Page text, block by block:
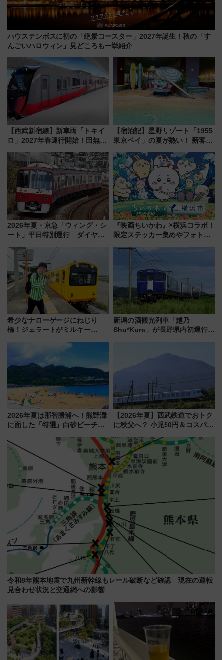
ハウステンボスに初の「絶景コースター」2027年誕生！秋の「す
んごいハロウィン」見どころも一挙紹介
【西武新宿線】新車両「トキイ
ロ」2027年春運行開始！田無・
「第2弾」も
【宿泊記】星野リゾート「1955
東京ベイ」の夏が熱い！ 新客室
メリカングルメ＆絶品スイーツ
を満喫（千葉県浦安市）
2026年夏・京急「ウィング・シ
ート」平日特別運行 ダイヤ・
三浦海岸を堪能できるお出かけ
プランもご紹介
『映画ちいかわ』×横浜コラボ！
限定ステッカー集めやフォトス
いを満喫しよう（花火鑑賞会応
募は7/12まで！）
希少なナローゲージにねじり
橋！ジェラートがミルキー
278回目の舞台は「三岐鉄道北
勢線」
新潟の酒観光列車「越乃
Shu*Kura」が長野県内初運行！
2026年夏は那智勝浦へ！熊野灘
に面した「特選」白砂ビーチは
会」は8月11日開催！
【2026年夏】西武鉄道でおトク
に秩父へ？ 小児50円＆コスパ最
族旅行！ 深夜の正丸トンネル探
検や特急ラビューも
令和8年熊本地震で九州新幹線もレール破断など確認 現在の運転
見合わせ状況と交通網への影響